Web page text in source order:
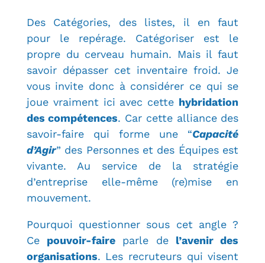
Des Catégories, des listes, il en faut
pour le repérage. Catégoriser est le
propre du cerveau humain. Mais il faut
savoir dépasser cet inventaire froid.Je
vous invite donc à considérer ce qui se
joue vraiment ici avec cette hybridation
des compétences. Car cette alliance des
savoir-faire qui forme une “Capacité
d’Agir” des Personnes et des Équipes est
vivante. Au service de la stratégie
d’entreprise elle-même (re)mise en
mouvement.
Pourquoi questionner sous cet angle ?
Ce pouvoir-faire parle de l’avenir des
organisations. Les recruteurs qui visent